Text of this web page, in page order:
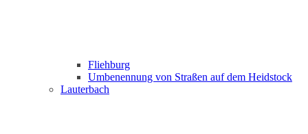
Fliehburg
Umbenennung von Straßen auf dem Heidstock
Lauterbach